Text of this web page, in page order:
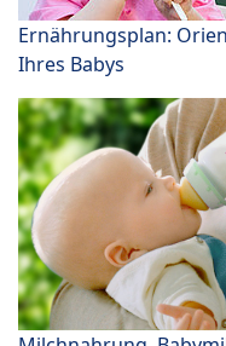
Ernährungsplan:
Ihres Babys